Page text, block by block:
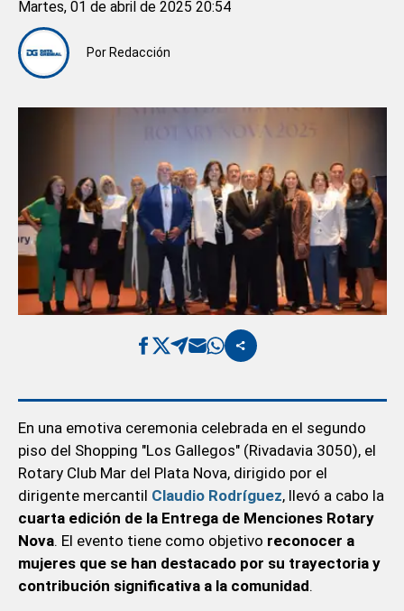
Por Redacción
Martes, 01 de abril de 2025 20:54
En una emotiva ceremonia celebrada en el segundo
piso del Shopping "Los Gallegos" (Rivadavia 3050), el
Rotary Club Mar del Plata Nova, dirigido por el
dirigente mercantil Claudio Rodríguez, llevó a cabo la
cuarta edición de la Entrega de Menciones Rotary
Nova. El evento tiene como objetivo reconocer a
mujeres que se han destacado por su trayectoria y
contribución significativa a la comunidad.